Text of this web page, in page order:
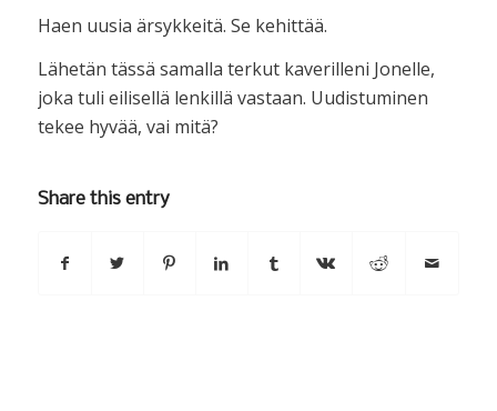
Haen uusia ärsykkeitä. Se kehittää.
Lähetän tässä samalla terkut kaverilleni Jonelle,
joka tuli eilisellä lenkillä vastaan. Uudistuminen
tekee hyvää, vai mitä?
Share this entry